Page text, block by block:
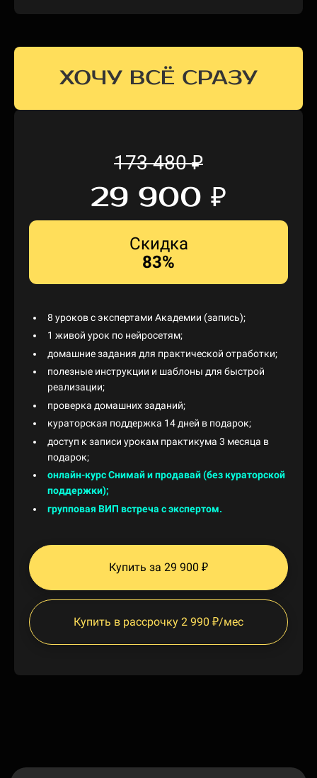
ХОЧУ ВСЁ СРАЗУ
173 480₽
29 900 ₽
Скидка
83%
8 уроков с экспертами Академии (запись);
1 живой урок по нейросетям;
домашние задания для практической отработки;
полезные инструкции и шаблоны для быстрой
реализации;
проверка домашних заданий;
кураторская поддержка 14 дней в подарок;
доступ к записи урокам практикума 3 месяца в
подарок;
онлайн-курс Снимай и продавай (без кураторской
поддержки);
групповая ВИП встреча с экспертом.
Купить за 29 900 ₽
Купить в рассрочку 2 990 ₽/мес